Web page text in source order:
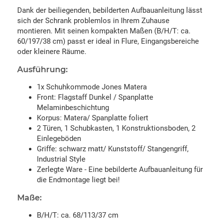
Dank der beiliegenden, bebilderten Aufbauanleitung lässt
sich der Schrank problemlos in Ihrem Zuhause
montieren. Mit seinen kompakten Maßen (B/H/T: ca.
60/197/38 cm) passt er ideal in Flure, Eingangsbereiche
oder kleinere Räume.
Ausführung:
1x Schuhkommode Jones Matera
Front: Flagstaff Dunkel / Spanplatte
Melaminbeschichtung
Korpus: Matera/ Spanplatte foliert
2 Türen, 1 Schubkasten, 1 Konstruktionsboden, 2
Einlegeböden
Griffe: schwarz matt/ Kunststoff/ Stangengriff,
Industrial Style
Zerlegte Ware - Eine bebilderte Aufbauanleitung für
die Endmontage liegt bei!
Maße:
B/H/T: ca. 68/113/37 cm